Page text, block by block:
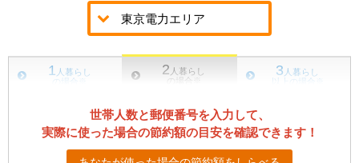
1 人暮らし
の場合
2 人暮らし
の場合
※
3 人暮らし
以上の場合
世帯人数と郵便番号を入力して、
実際に使った場合の節約額の目安を確認できます！